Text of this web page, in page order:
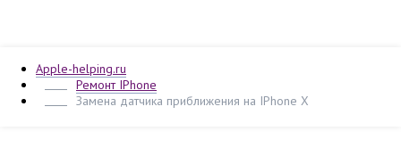
Apple-helping.ru
Ремонт IPhone
Замена датчика приближения на IPhone X